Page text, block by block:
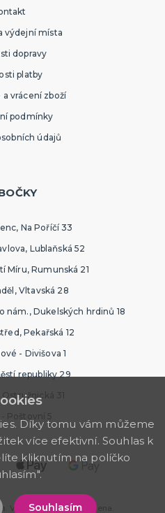
výdejní místa
dopravy
platby
vrácení zboží
podmínky
údajů
Na Poříčí 33
Lublaňská 52
Míru, Rumunská 21
Vltavská 28
nám., Dukelských hrdinů 18
Pekařská 12
- Divišova 1
republiky 29
31
Poštovní 5
Všechna práva vyhrazena.
Díky tomu vám můžeme
více efektivní. Souhlas k
kliknutím na políčko
Souhlasím